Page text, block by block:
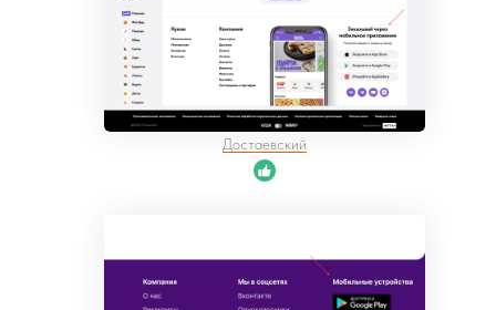
Достаевский